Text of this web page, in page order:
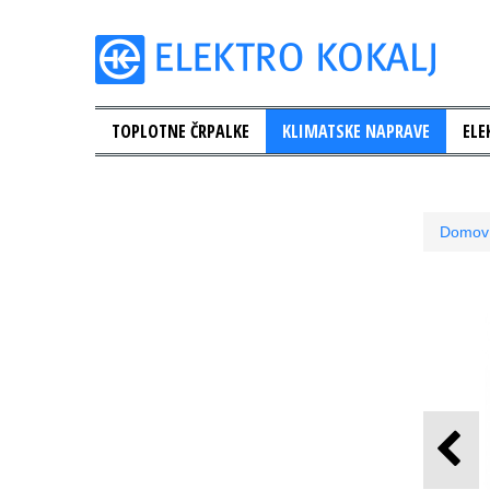
TOPLOTNE ČRPALKE KLIMATSKE NAPRAVE
Domov